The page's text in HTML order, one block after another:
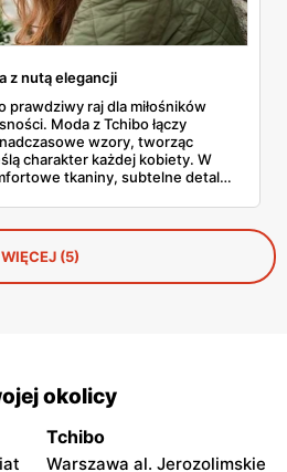
z nutą elegancji
prawdziwy raj dla miłośników
Moda z Tchibo łączy
wzory, tworząc
charakter każdej kobiety. W
tkaniny, subtelne detale i
WIĘCEJ (5)
okolicy
Tchibo
Warszawa al. Jerozolimskie